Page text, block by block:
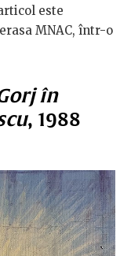
este
MNAC, într-o
în
, 1988